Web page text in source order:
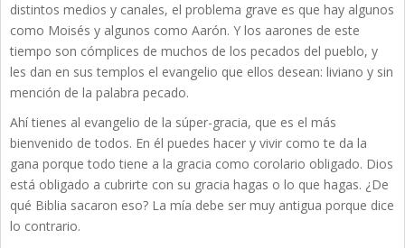
distintos medios y canales, el problema grave es que hay algunos
como Moisés y algunos como Aarón. Y los aarones de este
tiempo son cómplices de muchos de los pecados del pueblo, y
les dan en sus templos el evangelio que ellos desean: liviano y sin
mención de la palabra pecado.
Ahí tienes al evangelio de la súper-gracia, que es el más
bienvenido de todos. En él puedes hacer y vivir como te da la
gana porque todo tiene a la gracia como corolario obligado. Dios
está obligado a cubrirte con su gracia hagas o lo que hagas. ¿De
qué Biblia sacaron eso? La mía debe ser muy antigua porque dice
lo contrario.